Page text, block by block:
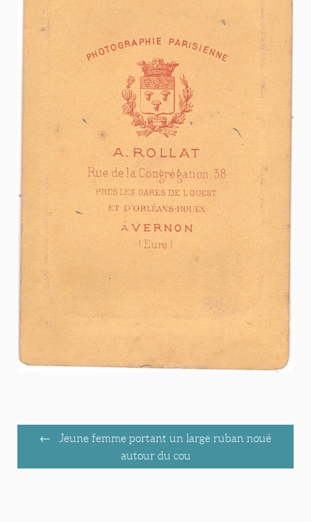
Jeune femme portant un large ruban noué
autour du cou